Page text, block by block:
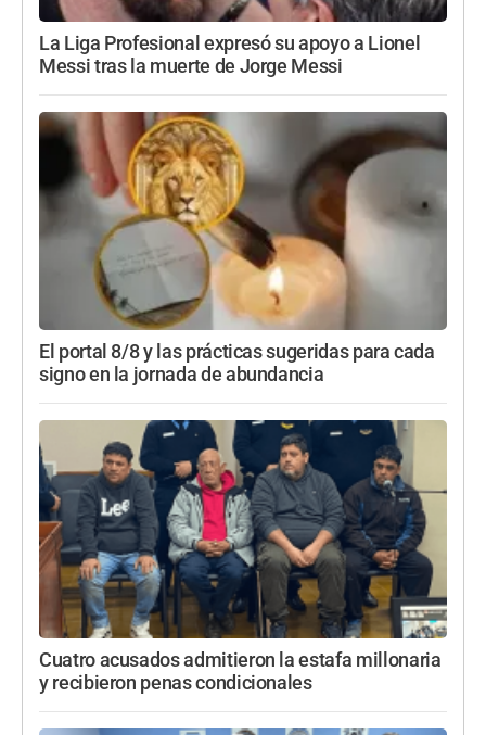
La Liga Profesional expresó su apoyo a Lionel
Messi tras la muerte de Jorge Messi
El portal 8/8 y las prácticas sugeridas para cada
signo en la jornada de abundancia
Cuatro acusados admitieron la estafa millonaria
y recibieron penas condicionales